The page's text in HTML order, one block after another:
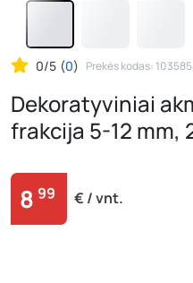
0/5 (0) Prekės kodas:
Dekoratyviniai
frakcija 5-12 mm,
8 99 € / vnt.